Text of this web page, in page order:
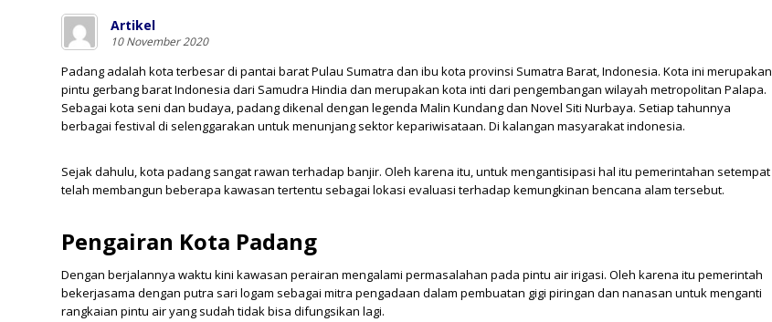
Artikel
10 November 2020
Padang adalah kota terbesar di pantai baratPulau Sumatra dan ibu kota provinsi Sumatra Barat,Indonesia. Kota ini merupakan
pintu gerbang barat Indonesia dari Samudra Hindia dan merupakan kota inti dari pengembangan wilayah metropolitanPalapa.
Sebagai kota seni dan budaya, padang dikenal dengan legendaMalin Kundangdan Novel Siti Nurbaya. Setiap tahunnya
berbagai festival di selenggarakan untuk menunjang sektor kepariwisataan. Di kalangan masyarakat indonesia.
Sejak dahulu, kota padang sangat rawan terhadap banjir. Oleh karena itu, untuk mengantisipasi hal itu pemerintahan setempat
telah membangun beberapa kawasan tertentu sebagai lokasi evaluasi terhadap kemungkinan bencana alam tersebut.
Pengairan Kota Padang
Dengan berjalannya waktu kini kawasan perairan mengalami permasalahan pada pintu air irigasi. Oleh karena itu pemerintah
bekerjasama denganputra sari logam sebagai mitra pengadaan dalam pembuatan gigi piringan dan nanasan untuk menganti
rangkaian pintu air yang sudah tidak bisa difungsikan lagi.